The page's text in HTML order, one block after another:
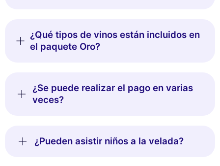
Este sitio web utiliza
cookies
medir nuestra audiencia y personalizar los anuncios publicitarios que
se le muestran. Puede aceptar, rechazar o gestionar sus preferencias
Rechazar todo Gestionar cookies Aceptar todo
¿Qué tipos de vinos están incluidos en
el paquete Oro?
¿Se puede realizar el pago en varias
veces?
¿Pueden asistir niños a la velada?